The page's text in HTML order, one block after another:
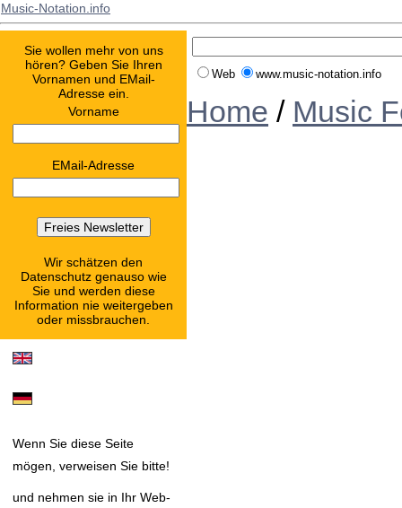
Music-Notation.info
Sie wollen mehr von uns
hören? Geben Sie Ihren
Vornamen und EMail-
Adresse ein.
Vorname
EMail-Adresse
Wir schätzen den
Datenschutz genauso wie
Sie und werden diese
Information nie weitergeben
oder missbrauchen.
Wenn Sie diese Seite
mögen, verweisen Sie bitte!
und nehmen sie in Ihr Web-
Web www.music-notation.info
Home / Music